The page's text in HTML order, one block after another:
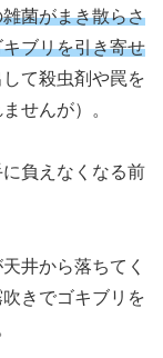
菌がまき散らさ
ブリを引き寄せ
て殺虫剤や罠を
せんが）。
負えなくなる前
井から落ちてく
きでゴキブリを